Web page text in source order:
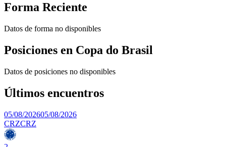
Forma Reciente
Datos de forma no disponibles
Posiciones en Copa do Brasil
Datos de posiciones no disponibles
Últimos encuentros
05/08/202605/08/2026
CRZCRZ